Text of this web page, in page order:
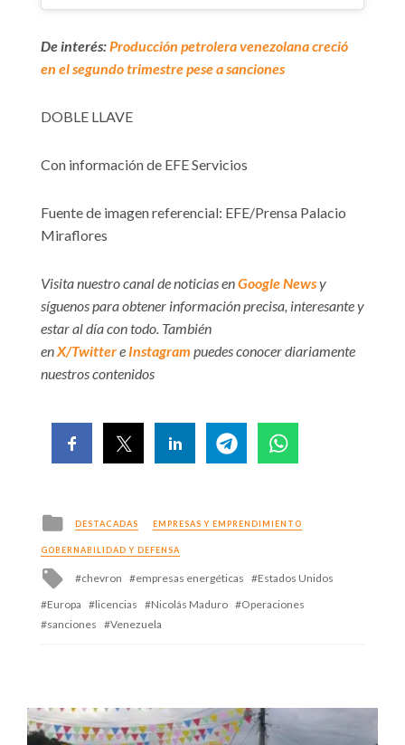
De interés:Producción petrolera venezolana creció
en el segundo trimestre pese a sanciones
DOBLE LLAVE
Con información de EFE Servicios
Fuente de imagen referencial: EFE/Prensa Palacio
Miraflores
Visita nuestro canal de noticias enGoogle Newsy
síguenos para obtener información precisa, interesante y
estar al día con todo. También
enX/Twittere Instagram puedes conocer diariamente
nuestros contenidos
Posted
in
DESTACADAS EMPRESAS Y EMPRENDIMIENTO
GOBERNABILIDAD Y DEFENSA
Tagged
chevron empresas energéticas
Estados Unidos
Europa
licencias Nicolás Maduro
Operaciones
sanciones
Venezuela